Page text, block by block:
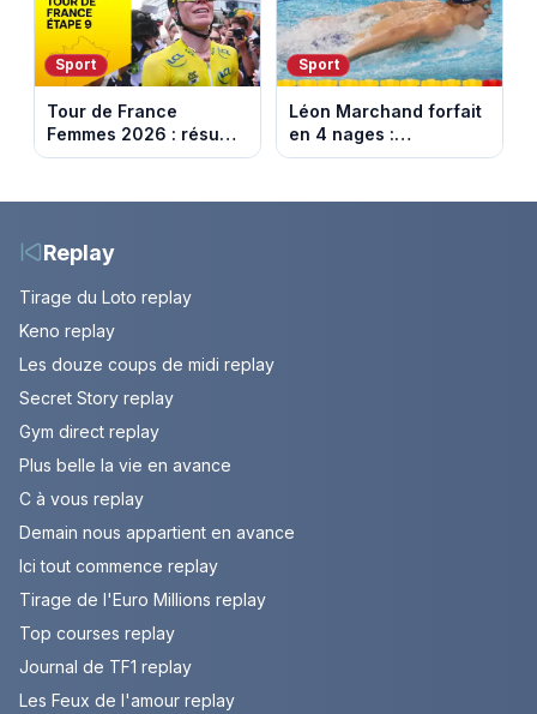
Sport
Tour de France
Femmes 2026 : résumé
vidéo de la dernière
Vollering remporte son
Sport
Léon Marchand forfait
en 4 nages :
découvrez son
aux Championnats
Replay
Tirage du Loto replay
Keno replay
Les douze coups de midi replay
Secret Story replay
Gym direct replay
Plus belle la vie en avance
C à vous replay
Demain nous appartient en avance
Ici tout commence replay
Tirage de l'Euro Millions replay
Top courses replay
Journal de TF1 replay
Les Feux de l'amour replay